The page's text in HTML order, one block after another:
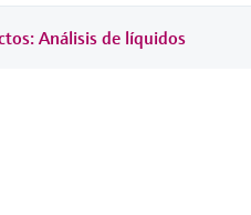
Análisis de líquidos